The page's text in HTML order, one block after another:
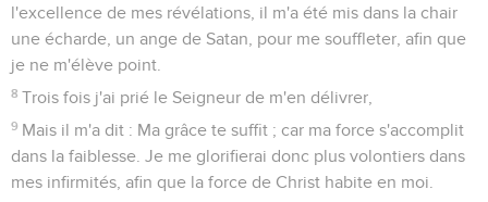
l'excellence de mes révélations, il m'a été mis dans la chair
une écharde, un ange de Satan, pour me souffleter, afin que
je ne m'élève point.
8 Trois fois j'ai prié le Seigneur de m'en délivrer,
9 Mais il m'a dit : Ma grâce te suffit ; car ma force s'accomplit
dans la faiblesse. Je me glorifierai donc plus volontiers dans
mes infirmités, afin que la force de Christ habite en moi.